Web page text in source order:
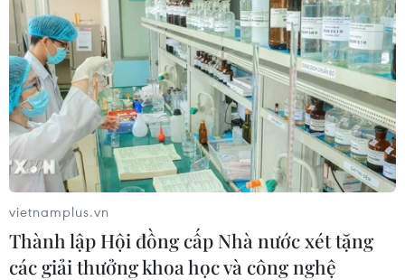
vietnamplus.vn
Thành lập Hội đồng cấp Nhà nước xét tặng
các giải thưởng khoa học và công nghệ